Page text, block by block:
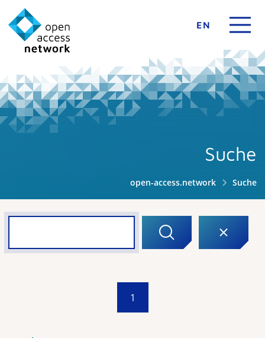
EN
Suche
open-access.network Suche
1